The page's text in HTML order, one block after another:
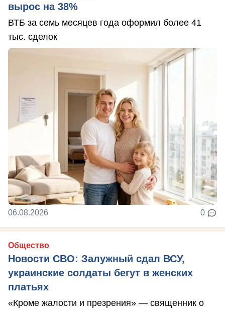
вырос на 38%
ВТБ за семь месяцев года оформил более 41
тыс. сделок
06.08.2026 0
Общество
Новости СВО: Залужный сдал ВСУ,
украинские солдаты бегут в женских
платьях
«Кроме жалости и презрения» — священник о